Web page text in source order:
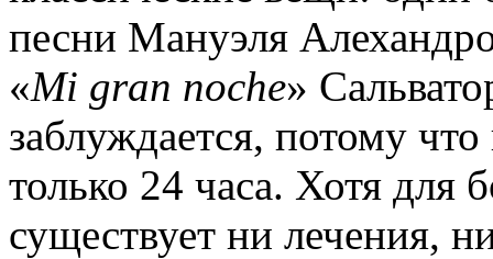
песни Мануэля
«Mi gran noche»
заблуждается, потому
только 24 часа. Хотя для
существует ни лечения,